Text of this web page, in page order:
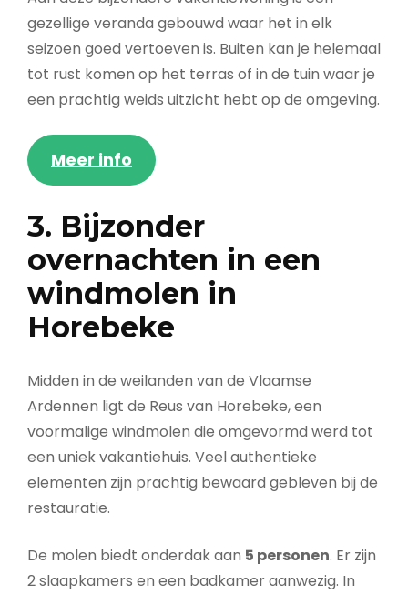
gezellige veranda gebouwd waar het in elk
seizoen goed vertoeven is. Buiten kan je helemaal
tot rust komen op het terras of in de tuin waar je
een prachtig weids uitzicht hebt op de omgeving.
Meer info
3. Bijzonder
overnachten in een
windmolen in
Horebeke
Midden in de weilanden van de Vlaamse
Ardennen ligt de Reus van Horebeke, een
voormalige windmolen die omgevormd werd tot
een uniek vakantiehuis. Veel authentieke
elementen zijn prachtig bewaard gebleven bij de
restauratie.
De molen biedt onderdak aan 5 personen. Er zijn
2 slaapkamers en een badkamer aanwezig. In